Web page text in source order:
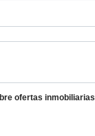
ofertas inmobiliarias